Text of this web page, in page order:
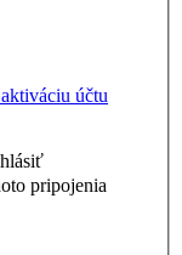
účtu
pripojenia